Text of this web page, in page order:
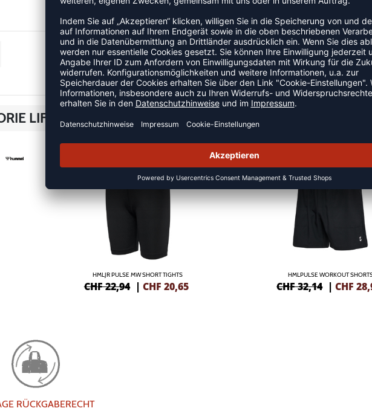
LIFESTYLE SHORTS
-10%
HMLJR PULSE MW SHORT TIGHTS
CHF 22,94 | CHF 20,65
NEW
-10%
HMLPULSE WORKOUT
CHF 32,14 |CHF
RÜCKGABERECHT